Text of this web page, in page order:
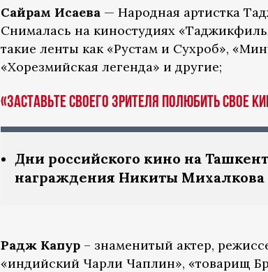
Сайрам Исаева — Народная артистка
Снималась на киностудиях
такие ленты как «Рустам и Сухроб»,
«Хорезмийская легенда» и другие;
«Заставьте своего зрителя полюбить свое
Дни российского кино на
награждения Никиты Михалкова
Радж Капур – знаменитый актер,
«индийский Чарли Чаплин», «товарищ